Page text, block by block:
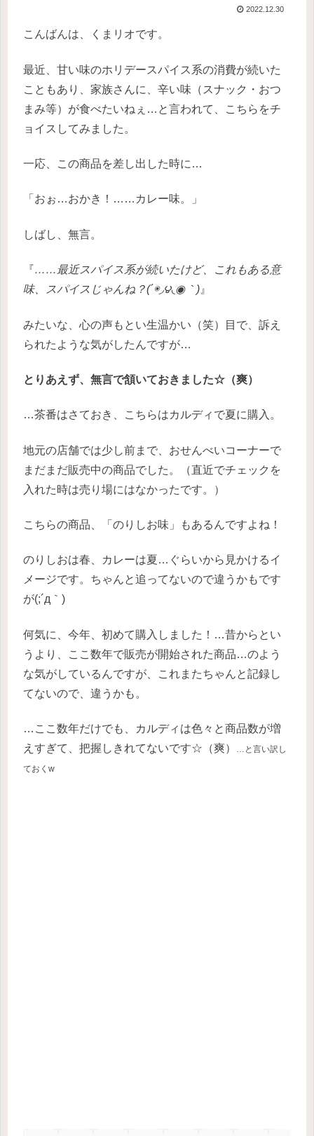
2022.12.30
こんばんは、くまリオです。
最近、甘い味のホリデースパイス系の消費が続いた
こともあり、家族さんに、辛い味（スナック・おつ
まみ等）が食べたいねぇ…と言われて、こちらをチ
ョイスしてみました。
一応、この商品を差し出した時に…
「おぉ…おかき！……カレー味。」
しばし、無言。
『……最近スパイス系が続いたけど、これもある意
味、スパイスじゃんね？(΄◉◞౪◟◉｀) 』
みたいな、心の声もとい生温かい（笑）目で、訴え
られたような気がしたんですが…
とりあえず、無言で頷いておきました☆（爽）
…茶番はさておき、こちらはカルディで夏に購入。
地元の店舗では少し前まで、おせんべいコーナーで
まだまだ販売中の商品でした。（直近でチェックを
入れた時は売り場にはなかったです。）
こちらの商品、「のりしお味」もあるんですよね！
のりしおは春、カレーは夏…ぐらいから見かけるイ
メージです。ちゃんと追ってないので違うかもです
が(;´д｀)
何気に、今年、初めて購入しました！…昔からとい
うより、ここ数年で販売が開始された商品…のよう
な気がしているんですが、これまたちゃんと記録し
てないので、違うかも。
…ここ数年だけでも、カルディは色々と商品数が増
えすぎて、把握しきれてないです☆（爽）
…と言い訳し
ておくw